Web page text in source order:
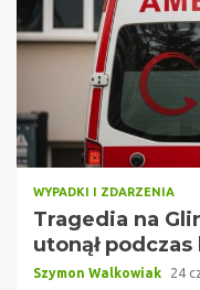
WYPADKI I ZDARZENIA
Tragedia na
utonął
Szymon Walkowiak 24